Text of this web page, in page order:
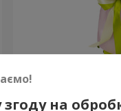
1 175 грнна